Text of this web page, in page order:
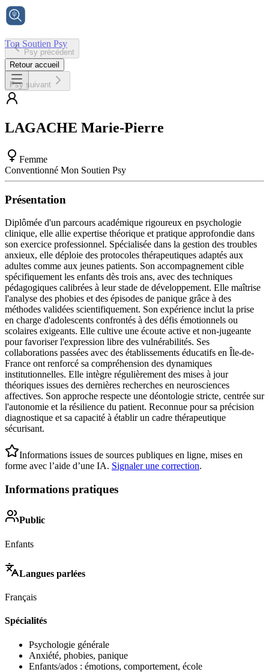
Ton Soutien Psy
Accueil
Psy précédent
Retour accueil
Psy suivant
LAGACHE Marie-Pierre
Femme
Conventionné Mon Soutien Psy
Présentation
Diplômée d'un parcours académique rigoureux en psychologie
clinique, elle allie expertise théorique et pratique approfondie dans
son exercice professionnel. Spécialisée dans la gestion des troubles
anxieux, elle déploie des protocoles thérapeutiques adaptés aux
adultes comme aux jeunes patients. Son accompagnement cible
spécifiquement les enfants dès trois ans, avec des techniques
pédagogiques calibrées à leur stade de développement. Elle maîtrise
l'analyse des phobies et des épisodes de panique grâce à des
méthodes validées scientifiquement. Son expérience inclut la prise
en charge d'adolescents confrontés à des défis émotionnels ou
scolaires exigeants. Elle cultive une écoute active et non-jugeante
pour favoriser l'expression libre des vulnérabilités. Ses
collaborations passées avec des établissements éducatifs en Île-de-
France ont renforcé sa compréhension des dynamiques
institutionnelles. Elle intègre régulièrement des mises à jour
théoriques issues des dernières recherches en neurosciences
affectives. Son approche respecte une déontologie stricte, centrée sur
l'autonomie et la résilience du patient. Reconnue pour sa précision
diagnostique et sa capacité à établir un cadre thérapeutique
sécurisant.
Informations issues de sources publiques en ligne, mises en
forme avec l’aide d’une IA. Signaler une correction.
Informations pratiques
Public
Enfants
Langues parlées
Français
Spécialités
Psychologie générale
Anxiété, phobies, panique
Enfants/ados : émotions, comportement, école